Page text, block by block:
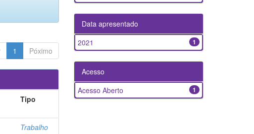
1 Póximo
Tipo
Trabalho
Data apresentado
1
2021
Acesso
1
Acesso Aberto